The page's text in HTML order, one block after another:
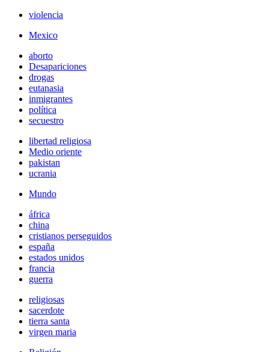
violencia
Mexico
aborto
Desapariciones
drogas
eutanasia
inmigrantes
política
secuestro
libertad religiosa
Medio oriente
pakistan
ucrania
Mundo
áfrica
china
cristianos perseguidos
españa
estados unidos
francia
guerra
religiosas
sacerdote
tierra santa
virgen maria